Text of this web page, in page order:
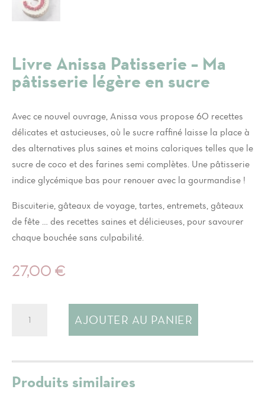
Livre Anissa Patisserie – Ma
pâtisserie légère en sucre
Avec ce nouvel ouvrage, Anissa vous propose 60 recettes
délicates et astucieuses, où le sucre raffiné laisse la place à
des alternatives plus saines et moins caloriques telles que le
sucre de coco et des farines semi complètes. Une pâtisserie
indice glycémique bas pour renouer avec la gourmandise !
Biscuiterie, gâteaux de voyage, tartes, entremets, gâteaux
de fête … des recettes saines et délicieuses, pour savourer
chaque bouchée sans culpabilité.
27,00 €
Anissa
Patisserie
-
AJOUTER AU PANIER
Produits similaires